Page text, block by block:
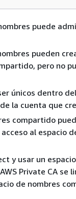
puede
pueden
pero no
únicos dentro
la cuenta que
compartido
al espacio
y usar un
Private CA se
de nombres